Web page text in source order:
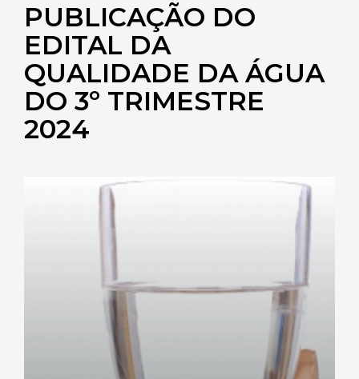
PUBLICAÇÃO DO
EDITAL DA
QUALIDADE DA ÁGUA
DO 3º TRIMESTRE
2024